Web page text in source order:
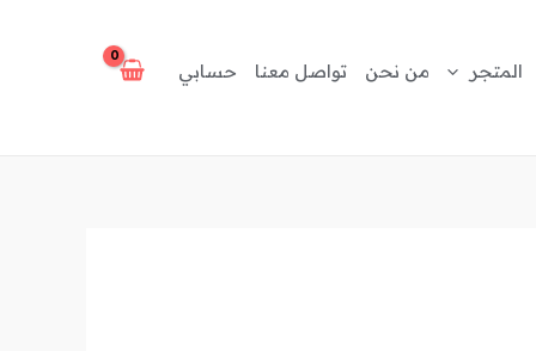
المتجر من نحن تواصل معنا حسابي